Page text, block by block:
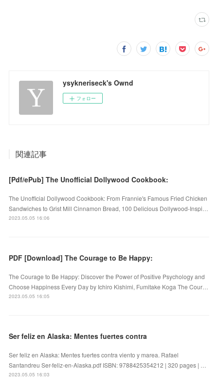
ysykneriseck's Ownd
フォロー
関連記事
[Pdf/ePub] The Unofficial Dollywood Cookbook:
The Unofficial Dollywood Cookbook: From Frannie's Famous Fried Chicken
Sandwiches to Grist Mill Cinnamon Bread, 100 Delicious Dollywood-Inspi…
2023.05.05 16:06
PDF [Download] The Courage to Be Happy:
The Courage to Be Happy: Discover the Power of Positive Psychology and
Choose Happiness Every Day by Ichiro Kishimi, Fumitake Koga The Cour…
2023.05.05 16:05
Ser feliz en Alaska: Mentes fuertes contra
Ser feliz en Alaska: Mentes fuertes contra viento y marea. Rafael
Santandreu Ser-feliz-en-Alaska.pdf ISBN: 9788425354212 | 320 pages | …
2023.05.05 16:03